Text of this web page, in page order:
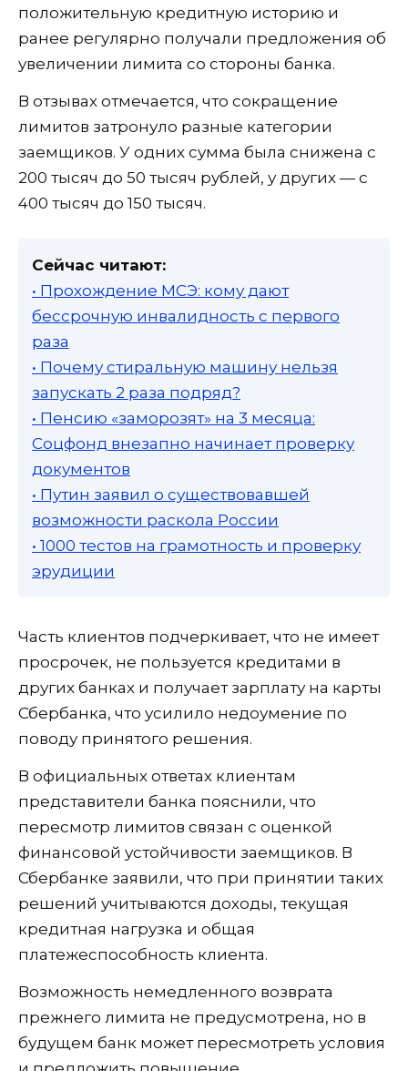
положительную кредитную историю и
ранее регулярно получали предложения об
увеличении лимита со стороны банка.
В отзывах отмечается, что сокращение
лимитов затронуло разные категории
заемщиков. У одних сумма была снижена с
200 тысяч до 50 тысяч рублей, у других — с
400 тысяч до 150 тысяч.
Сейчас читают:
• Прохождение МСЭ: кому дают
бессрочную инвалидность с первого
раза
• Почему стиральную машину нельзя
запускать 2 раза подряд?
• Пенсию «заморозят» на 3 месяца:
Соцфонд внезапно начинает проверку
документов
• Путин заявил о существовавшей
возможности раскола России
• 1000 тестов на грамотность и проверку
эрудиции
Часть клиентов подчеркивает, что не имеет
просрочек, не пользуется кредитами в
других банках и получает зарплату на карты
Сбербанка, что усилило недоумение по
поводу принятого решения.
В официальных ответах клиентам
представители банка пояснили, что
пересмотр лимитов связан с оценкой
финансовой устойчивости заемщиков. В
Сбербанке заявили, что при принятии таких
решений учитываются доходы, текущая
кредитная нагрузка и общая
платежеспособность клиента.
Возможность немедленного возврата
прежнего лимита не предусмотрена, но в
будущем банк может пересмотреть условия